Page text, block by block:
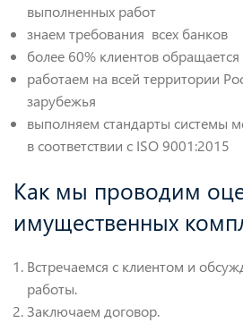
выполненных работ
знаем требования всех банков
более 60% клиентов
работаем на всей территории
зарубежья
выполняем стандарты системы
в соответствии с ISO 9001:2015
Как мы проводим
имущественных
Встречаемся с клиентом и
работы.
Заключаем договор.